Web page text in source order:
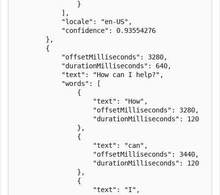
                }
            ],
            "locale": "en-US",
            "confidence": 0.93554276
        },
        {
            "offsetMilliseconds": 3280,
            "durationMilliseconds": 640,
            "text": "How can I help?",
            "words": [
                {
                    "text": "How",
                    "offsetMilliseconds": 3280,
                    "durationMilliseconds": 120
                },
                {
                    "text": "can",
                    "offsetMilliseconds": 3440,
                    "durationMilliseconds": 120
                },
                {
                    "text": "I",